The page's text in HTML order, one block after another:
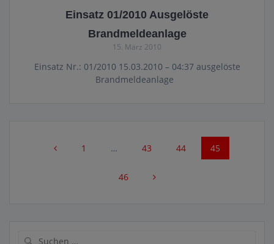
Einsatz 01/2010 Ausgelöste
Brandmeldeanlage
15. März 2010
Einsatz Nr.: 01/2010 15.03.2010 – 04:37 ausgelöste
Brandmeldeanlage
Seite
1 … Seite
43 Seite
44 Seite
45
Seite
46